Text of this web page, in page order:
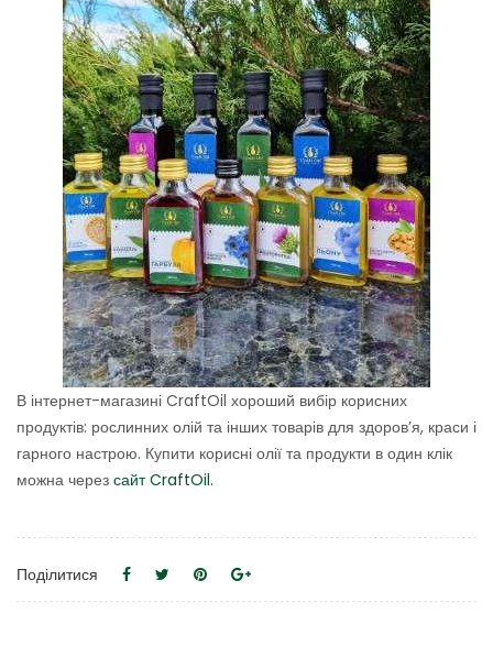
В інтернет-магазині CraftOil хороший вибір корисних
продуктів: рослинних олій та інших товарів для здоров’я, краси і
гарного настрою. Купити корисні олії та продукти в один клік
можна через сайт CraftOil.
Поділитися